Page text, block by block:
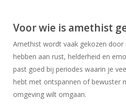
Voor wie is amethist
Amethist wordt vaak gekozen
hebben aan rust, helderheid en
past goed bij periodes waarin je
hebt met ontspannen of bewuster
omgeving wilt omgaan.